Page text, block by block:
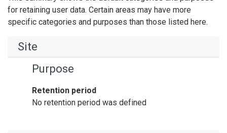
for retaining user data. Certain areas may have more
specific categories and purposes than those listed here.
Site
Purpose
Retention period
No retention period was defined